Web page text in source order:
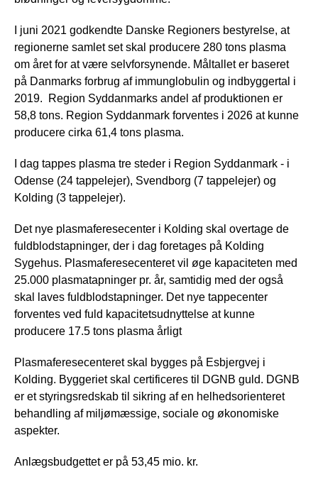
I juni 2021 godkendte Danske Regioners bestyrelse, at
regionerne samlet set skal producere 280 tons plasma
om året for at være selvforsynende. Måltallet er baseret
på Danmarks forbrug af immunglobulin og indbyggertal i
2019. Region Syddanmarks andel af produktionen er
58,8 tons. Region Syddanmark forventes i 2026 at kunne
producere cirka 61,4 tons plasma.
I dag tappes plasma tre steder i Region Syddanmark - i
Odense (24 tappelejer), Svendborg (7 tappelejer) og
Kolding (3 tappelejer).
Det nye plasmaferesecenter i Kolding skal overtage de
fuldblodstapninger, der i dag foretages på Kolding
Sygehus. Plasmaferesecenteret vil øge kapaciteten med
25.000 plasmatapninger pr. år, samtidig med der også
skal laves fuldblodstapninger. Det nye tappecenter
forventes ved fuld kapacitetsudnyttelse at kunne
producere 17.5 tons plasma årligt
Plasmaferesecenteret skal bygges på Esbjergvej i
Kolding. Byggeriet skal certificeres til DGNB guld. DGNB
er et styringsredskab til sikring af en helhedsorienteret
behandling af miljømæssige, sociale og økonomiske
aspekter.
Anlægsbudgettet er på 53,45 mio. kr.